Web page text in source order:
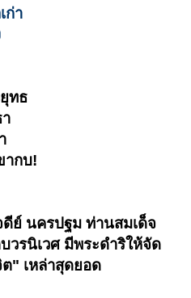
ก่า
ทธ
ากบ!
ย์ นครปฐม ท่านสมเด็จ
วรนิเวศ มีพระดำริให้จัด
" เหล่าสุดยอด